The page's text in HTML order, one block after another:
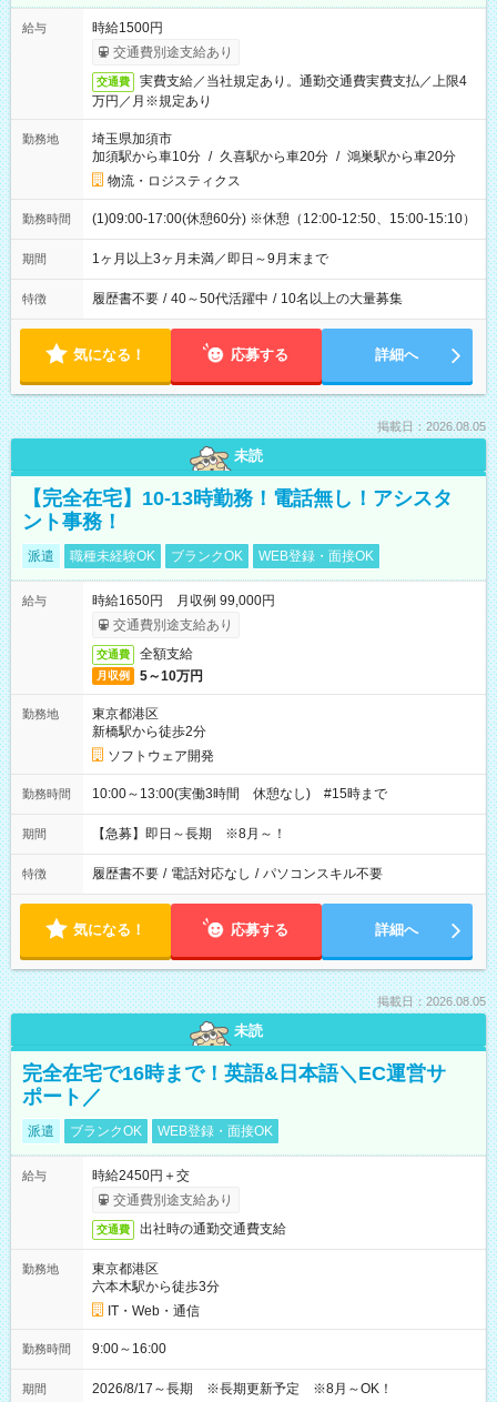
給与
時給1500円
交通費別途支給あり
交通費
実費支給／当社規定あり。通勤交通費実費支払／上限4
万円／月※規定あり
勤務地
埼玉県加須市
加須駅から車10分 / 久喜駅から車20分 / 鴻巣駅から車20分
物流・ロジスティクス
勤務時間 (1)09:00-17:00(休憩60分) ※休憩（12:00-12:50、15:00-15:10）
期間 1ヶ月以上3ヶ月未満／即日～9月末まで
特徴 履歴書不要 / 40～50代活躍中 / 10名以上の大量募集
気になる！ 応募する 詳細へ
掲載日：2026.08.05
未読
【完全在宅】10-13時勤務！電話無し！アシスタ
ント事務！
派遣 職種未経験OK ブランクOK WEB登録・面接OK
給与
時給1650円 月収例 99,000円
交通費別途支給あり
交通費 全額支給
月収例 5～10万円
勤務地
東京都港区
新橋駅から徒歩2分
ソフトウェア開発
勤務時間 10:00～13:00(実働3時間 休憩なし) #15時まで
期間 【急募】即日～長期 ※8月～！
特徴 履歴書不要 / 電話対応なし / パソコンスキル不要
気になる！ 応募する 詳細へ
掲載日：2026.08.05
未読
完全在宅で16時まで！英語&日本語＼EC運営サ
ポート／
派遣 ブランクOK WEB登録・面接OK
給与
時給2450円＋交
交通費別途支給あり
交通費 出社時の通勤交通費支給
勤務地
東京都港区
六本木駅から徒歩3分
IT・Web・通信
勤務時間 9:00～16:00
期間 2026/8/17～長期 ※長期更新予定 ※8月～OK！